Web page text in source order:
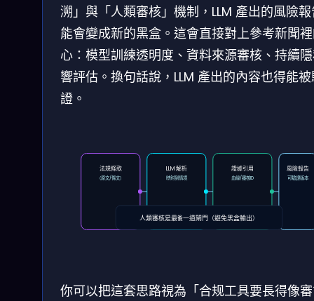
溯」與「人類審核」機制，LLM 產出的風險
能會變成新的黑盒。這會直接對上參考新聞
心：模型訓練透明度、資料來源審核、持續
響評估。換句話說，LLM 產出的內容也得能
證。
法規條款
（原文/條文）
LLM 解析
映射到情境
證據引用
血緣/審核ID
風險報告
可驗證版本
人類審核是最後一道閘門（避免黑盒輸出）
你可以把這套思路視為「合规工具要長得像